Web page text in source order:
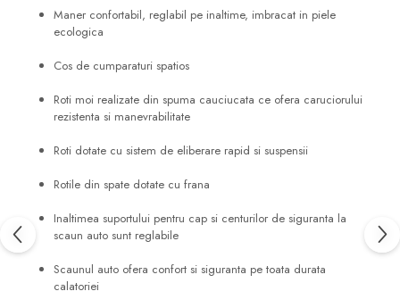
Maner confortabil, reglabil pe inaltime, imbracat in piele
ecologica
Cos de cumparaturi spatios
Roti moi realizate din spuma cauciucata ce ofera caruciorului
rezistenta si manevrabilitate
Roti dotate cu sistem de eliberare rapid si suspensii
Rotile din spate dotate cu frana
Inaltimea suportului pentru cap si centurilor de siguranta la
scaun auto sunt reglabile
Scaunul auto ofera confort si siguranta pe toata durata
calatoriei